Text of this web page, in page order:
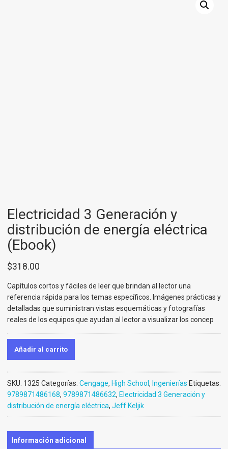
Electricidad 3 Generación y
distribución de energía eléctrica
(Ebook)
$318.00
Capítulos cortos y fáciles de leer que brindan al lector una
referencia rápida para los temas específicos. Imágenes prácticas y
detalladas que suministran vistas esquemáticas y fotografías
reales de los equipos que ayudan al lector a visualizar los concep
Añadir al carrito
SKU: 1325 Categorías: Cengage, High School , Ingenierías Etiquetas:
9789871486168, 9789871486632, Electricidad 3 Generación y
distribución de energía eléctrica, Jeff Keljik
Información adicional